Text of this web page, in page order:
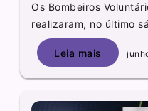
Os Bombeiros
realizaram, no último
Leia mais